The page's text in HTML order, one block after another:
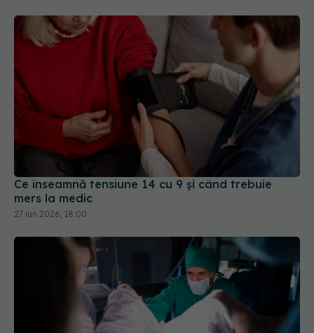
Ce înseamnă tensiune 14 cu 9 și când trebuie
mers la medic
27 iun 2026, 18:00